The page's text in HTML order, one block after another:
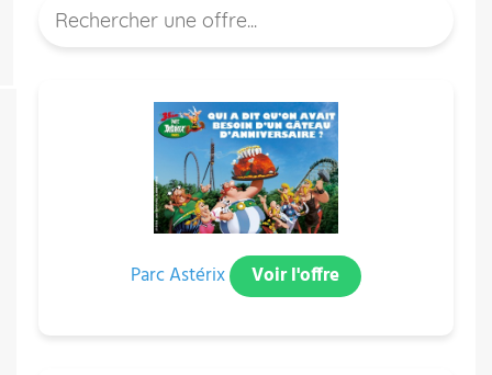
Parc Astérix Voir l'offre